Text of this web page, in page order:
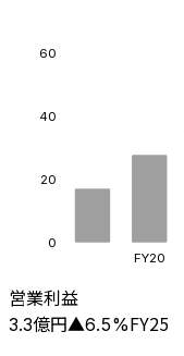
0
20
40
60
FY20
営業利益
3.3億円▲6.5%FY25